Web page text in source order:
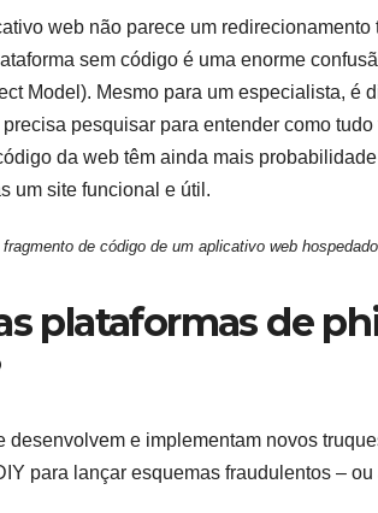
web não parece um
sem código é uma enorme
Model). Mesmo para um especialista, é
pesquisar para entender como
da web têm ainda mais
um site funcional e útil.
fragmento de código de um aplicativo web
plataformas de
desenvolvem e implementam novos
para lançar esquemas fraudulentos –